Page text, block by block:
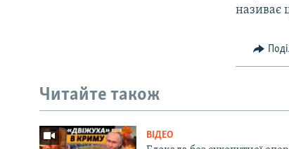
називає
Читайте також
ВІДЕО